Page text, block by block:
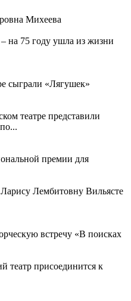
Михеева
на 75 году ушла из жизни
сыграли «Лягушек»
театре представили
премии для
Лембитовну Вильясте
встречу «В поисках
театр присоединится к